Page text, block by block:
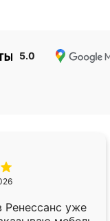
5.0
уже